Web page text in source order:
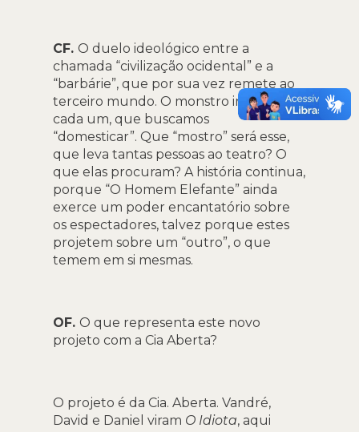
CF. O duelo ideológico entre a
chamada “civilização ocidental” e a
“barbárie”, que por sua vez remete ao
terceiro mundo. O monstro interior de
cada um, que buscamos
“domesticar”. Que “mostro” será esse,
que leva tantas pessoas ao teatro? O
que elas procuram? A história continua,
porque “O Homem Elefante” ainda
exerce um poder encantatório sobre
os espectadores, talvez porque estes
projetem sobre um “outro”, o que
temem em si mesmas.
OF. O que representa este novo
projeto com a Cia Aberta?
O projeto é da Cia. Aberta. Vandré,
David e Daniel viram O Idiota, aqui